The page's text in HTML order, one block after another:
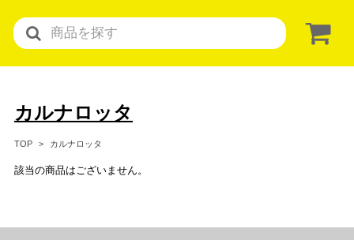
カルナロッタ
TOP カルナロッタ
該当の商品はございません。